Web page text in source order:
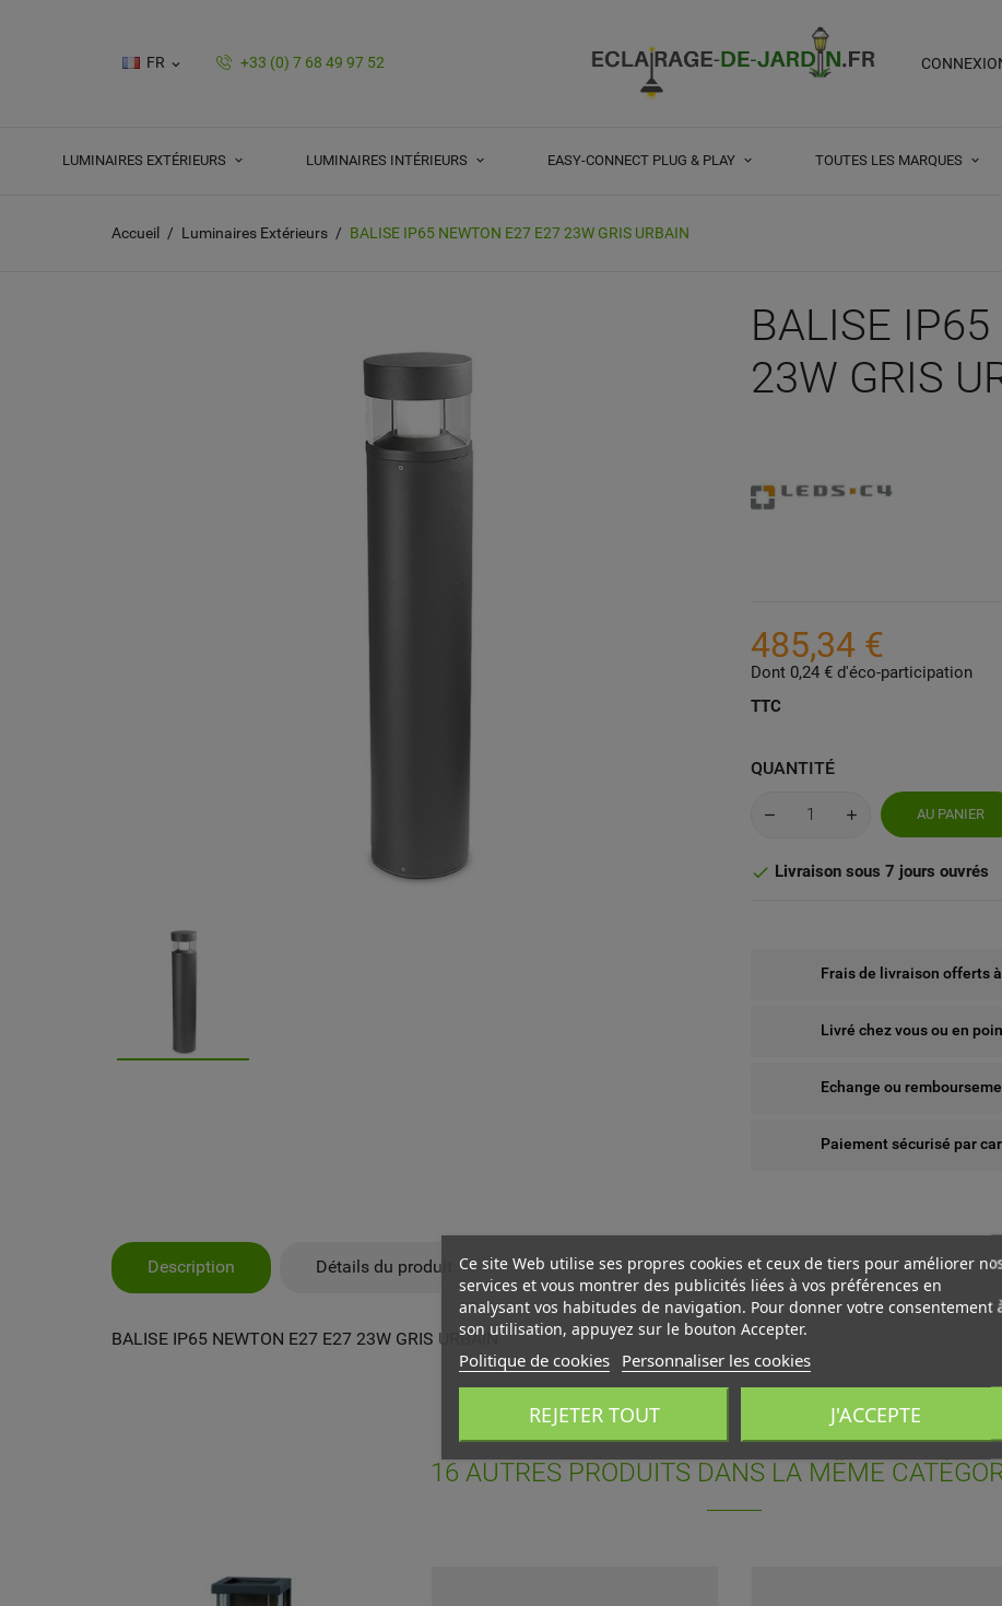
FR  +33 (0) 7 68 49 97 52
LUMINAIRES EXTÉRIEURS LUMINAIRES INTÉRIEURS EASY-CONNECT PLUG & PLAY TOUTES LES MARQUES
Accueil Luminaires Extérieurs BALISE IP65 NEWTON E27 E27 23W GRIS URBAIN
BALISE
23W GRIS
485,34 €
Dont 0,24 € d'éco-participation
TTC
QUANTITÉ
AU PANIER
 Livraison sous 7 jours ouvrés
Frais de livraison offerts
Livré chez vous ou en
Echange ou
Paiement sécurisé par
Description Détails du produit
BALISE IP65 NEWTON E27 E27 23W GRIS URBAIN
16 AUTRES PRODUITS DANS LA MÊME
MY WISHLISTS
add_circle_outlineCreate new list
CRÉER UNE LISTE D'ENVIES
NOM DE LA LISTE D'ENVIES
CONNEXION
d'envies.
Ce site Web utilise ses propres cookies et ceux de tiers pour améliorer
services et vous montrer des publicités liées à vos préférences en
analysant vos habitudes de navigation. Pour donner votre consentement
son utilisation, appuyez sur le bouton Accepter.
Politique de cookies Personnaliser les cookies
REJETER TOUT J'ACCEPTE